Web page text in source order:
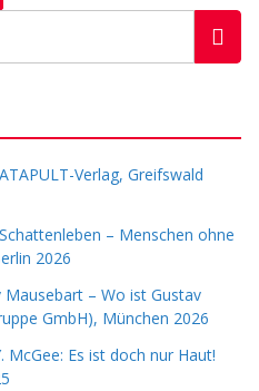
Verlag, Greifswald
– Menschen ohne
2026
– Wo ist Gustav
GmbH), München 2026
McGee: Es ist doch nur Haut!